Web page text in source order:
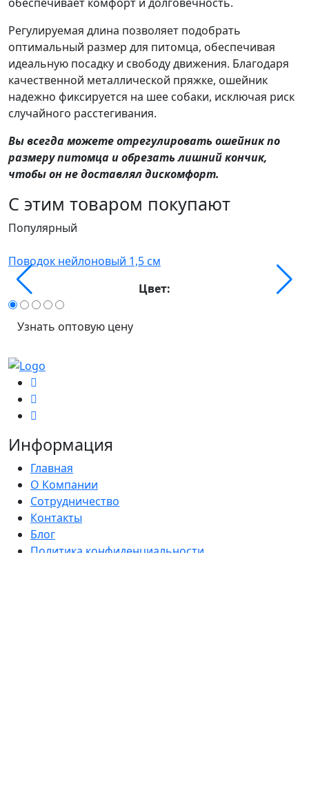
Регулируемая длина позволяет подобрать
оптимальный размер для питомца, обеспечивая
идеальную посадку и свободу движения. Благодаря
качественной металлической пряжке, ошейник
надежно фиксируется на шее собаки, исключая риск
случайного расстегивания.
Вы всегда можете отрегулировать ошейник по
размеру питомца и обрезать лишний кончик,
чтобы он не доставлял дискомфорт.
С этим товаром покупают
Популярный
Поводок нейлоновый 1,5 см
Цвет:
Узнать оптовую цену
Информация
Главная
О Компании
Сотрудничество
Контакты
Блог
Политика конфиденциальности